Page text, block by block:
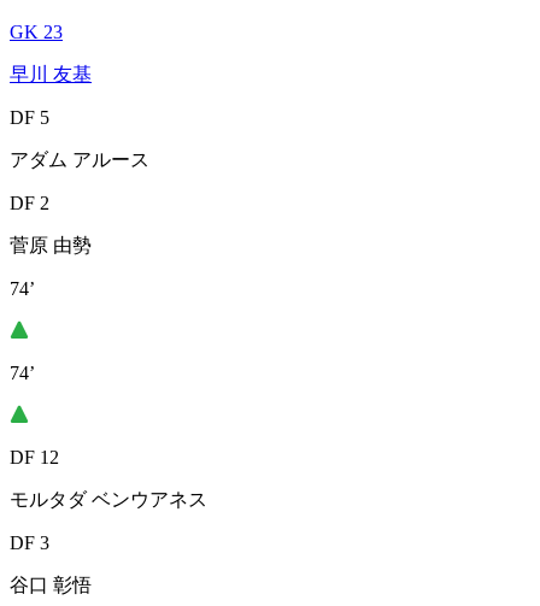
GK 23
早川 友基
DF 5
アダム アルース
DF 2
菅原 由勢
74’
74’
DF 12
モルタダ ベンウアネス
DF 3
谷口 彰悟